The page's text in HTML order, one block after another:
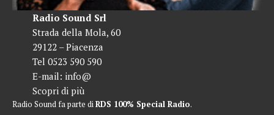
Radio Sound Srl
Strada della Mola, 60
29122 – Piacenza
Tel 0523 590 590
E-mail: info@
Scopri di più
Radio Sound fa parte diRDS 100% Special Radio.